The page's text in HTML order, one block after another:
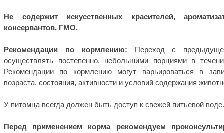
Не содержит искусственных красителей,
консервантов, ГМО.
Рекомендации по кормлению: Переход с
осуществлять постепенно, небольшими порциями в
Рекомендации по кормлению могут варьироваться в
возраста, состояния, активности и условий содержания
У питомца всегда должен быть доступ к свежей питьевой воде.
Перед применением корма рекомендуем